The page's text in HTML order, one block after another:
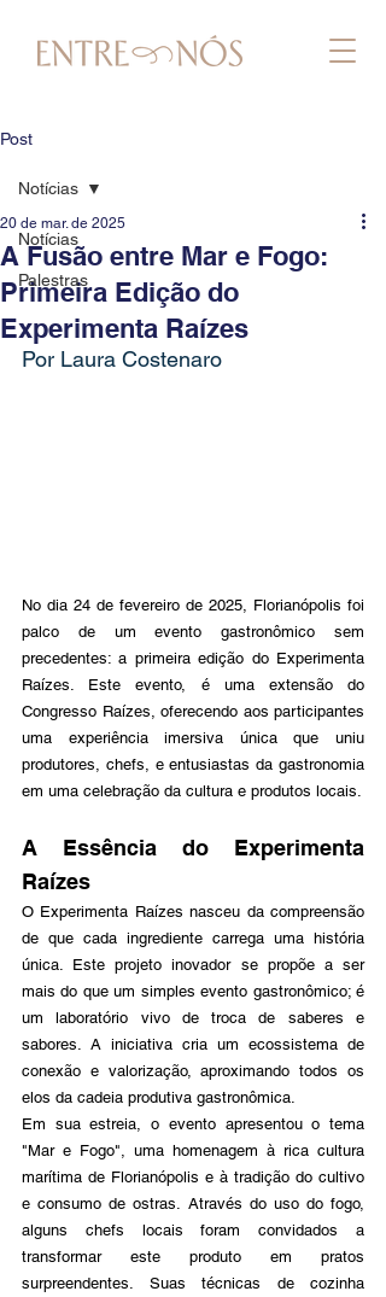
Post
Notícias
Palestras
Notícias
A Fusão entre Mar e Fogo:
Primeira Edição do
Experimenta Raízes
20 de mar. de 2025
Por Laura Costenaro
No dia 24 de fevereiro de 2025, Florianópolis foi
palco de um evento gastronômico sem
precedentes: a primeira edição do Experimenta
Raízes. Este evento, é uma extensão do
Congresso Raízes, oferecendo aos participantes
uma experiência imersiva única que uniu
produtores, chefs, e entusiastas da gastronomia
em uma celebração da cultura e produtos locais.
A Essência do Experimenta
Raízes
O Experimenta Raízes nasceu da compreensão
de que cada ingrediente carrega uma história
única. Este projeto inovador se propõe a ser
mais do que um simples evento gastronômico; é
um laboratório vivo de troca de saberes e
sabores. A iniciativa cria um ecossistema de
conexão e valorização, aproximando todos os
elos da cadeia produtiva gastronômica.
Em sua estreia, o evento apresentou o tema
"Mar e Fogo", uma homenagem à rica cultura
marítima de Florianópolis e à tradição do cultivo
e consumo de ostras. Através do uso do fogo,
alguns chefs locais foram convidados a
transformar este produto em pratos
surpreendentes. Suas técnicas de cozinha